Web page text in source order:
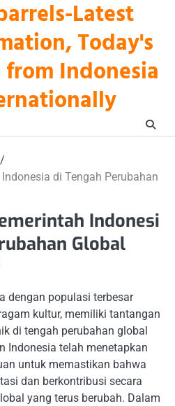
Latest
Today's
Indonesia
di Tengah Perubahan
Indonesi
Global
dengan populasi terbesar
kultur, memiliki tantangan
di tengah perubahan global
Indonesia telah menetapkan
untuk memastikan bahwa
dan berkontribusi secara
yang terus berubah. Dalam